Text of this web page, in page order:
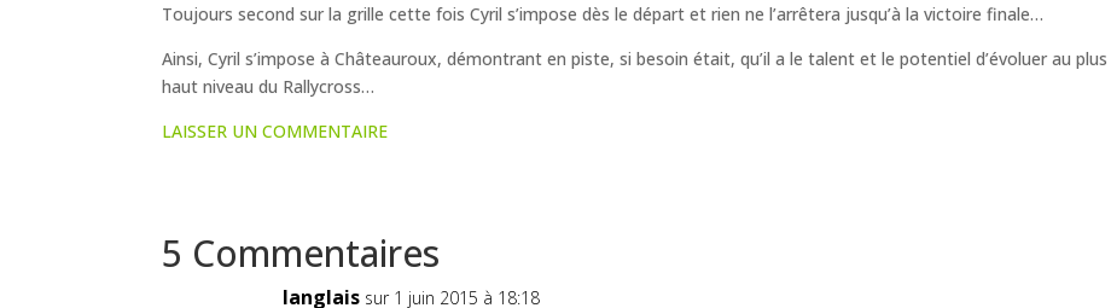
Toujours second sur la grille cette fois Cyril s’impose dès le départ et rien ne l’arrêtera jusqu’à la victoire finale…
Ainsi, Cyril s’impose à Châteauroux, démontrant en piste, si besoin était, qu’il a le talent et le potentiel d’évoluer au plus
haut niveau du Rallycross…
LAISSER UN COMMENTAIRE
5 Commentaires
langlais sur 1 juin 2015 à 18:18